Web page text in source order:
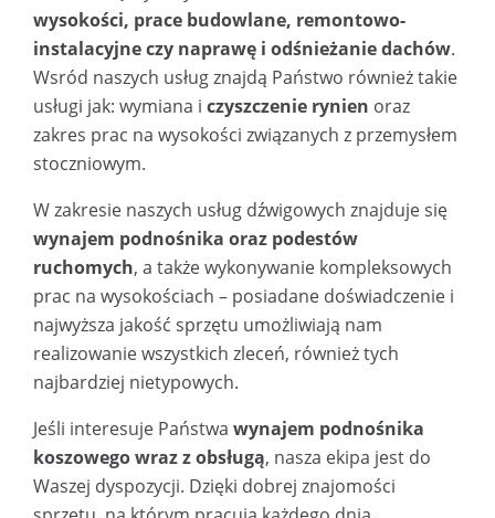
wysokości, prace budowlane, remontowo-
instalacyjne czy naprawę i odśnieżanie dachów.
Wsród naszych usług znajdą Państwo również takie
usługi jak: wymiana i czyszczenie rynien oraz
zakres prac na wysokości związanych z przemysłem
stoczniowym.
W zakresie naszych usług dźwigowych znajduje się
wynajem podnośnika oraz podestów
ruchomych, a także wykonywanie kompleksowych
prac na wysokościach – posiadane doświadczenie i
najwyższa jakość sprzętu umożliwiają nam
realizowanie wszystkich zleceń, również tych
najbardziej nietypowych.
Jeśli interesuje Państwa wynajem podnośnika
koszowego wraz z obsługą, nasza ekipa jest do
Waszej dyspozycji. Dzięki dobrej znajomości